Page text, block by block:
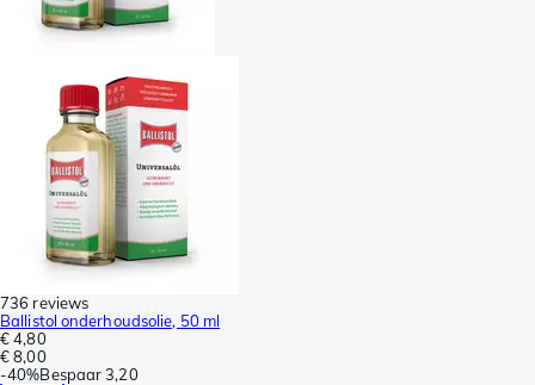
736 reviews
Ballistol onderhoudsolie, 50 ml
€ 4,80
€ 8,00
-40%Bespaar 3,20